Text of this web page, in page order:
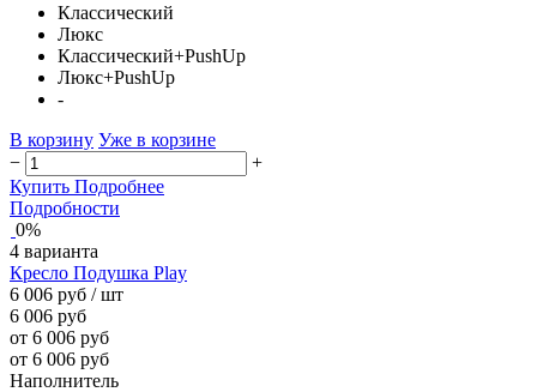
Классический
Люкс
Классический+PushUp
Люкс+PushUp
-
В корзину Уже в корзине
−
+
Купить Подробнее
Подробности
0%
4 варианта
Кресло Подушка Play
6 006 руб / шт
6 006 руб
от 6 006 руб
от 6 006 руб
Наполнитель